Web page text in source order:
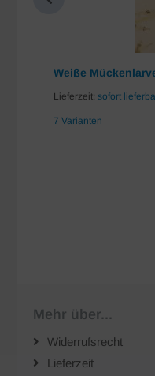
Weiße
Lieferzeit: sofort
7 Varianten
Mehr über...
Widerrufsrecht
Lieferzeit